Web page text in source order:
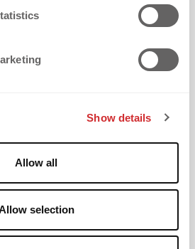
Show details
Allow all
selection
DPP-ready.
iniziare in piccolo o a livello